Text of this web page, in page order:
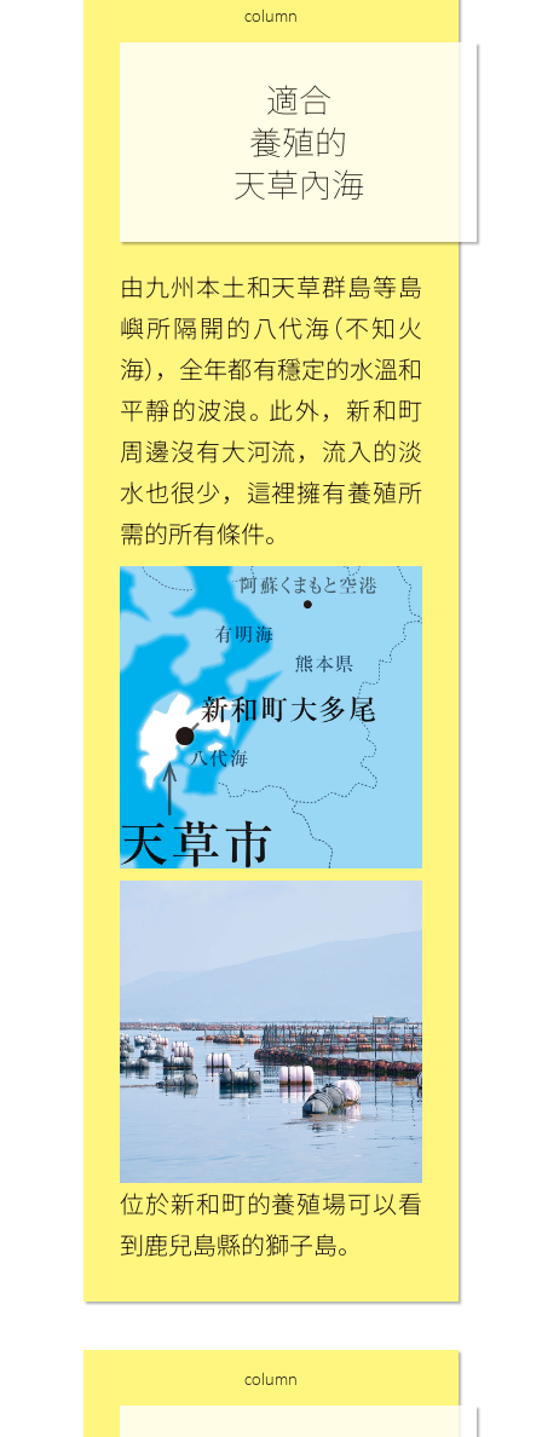
column
適合
養殖的
天草內海
由九州本土和天草群島等島
嶼所隔開的八代海（不知火
海），全年都有穩定的水溫和
平靜的波浪。此外，新和町
周邊沒有大河流，流入的淡
水也很少，這裡擁有養殖所
需的所有條件。
位於新和町的養殖場可以看
到鹿兒島縣的獅子島。
column